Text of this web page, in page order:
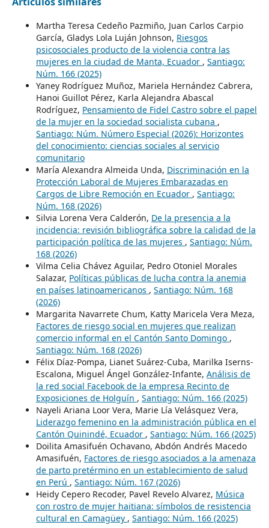
Martha Teresa Cedeño Pazmiño, Juan Carlos Carpio
García, Gladys Lola Luján Johnson, Riesgos
psicosociales producto de la violencia contra las
mujeres en la ciudad de Manta, Ecuador , Santiago:
Núm. 166 (2025)
Yaney Rodríguez Muñoz, Mariela Hernández Cabrera,
Hanoi Guillot Pérez, Karla Alejandra Abascal
Rodríguez, Pensamiento de Fidel Castro sobre el papel
de la mujer en la sociedad socialista cubana ,
Santiago: Núm. Número Especial (2026): Horizontes
del conocimiento: ciencias sociales al servicio
comunitario
María Alexandra Almeida Unda, Discriminación en la
Protección Laboral de Mujeres Embarazadas en
Cargos de Libre Remoción en Ecuador , Santiago:
Núm. 168 (2026)
Silvia Lorena Vera Calderón, De la presencia a la
incidencia: revisión bibliográfica sobre la calidad de la
participación política de las mujeres , Santiago: Núm.
168 (2026)
Vilma Celia Chávez Aguilar, Pedro Otoniel Morales
Salazar, Políticas públicas de lucha contra la anemia
en países latinoamericanos , Santiago: Núm. 168
(2026)
Margarita Navarrete Chum, Katty Maricela Vera Meza,
Factores de riesgo social en mujeres que realizan
comercio informal en el Cantón Santo Domingo ,
Santiago: Núm. 168 (2026)
Félix Díaz-Pompa, Lianet Suárez-Cuba, Marilka Iserns-
Escalona, Miguel Ángel González-Infante, Análisis de
la red social Facebook de la empresa Recinto de
Exposiciones de Holguín , Santiago: Núm. 166 (2025)
Nayeli Ariana Loor Vera, Marie Lía Velásquez Vera,
Liderazgo femenino en la administración pública en el
Cantón Quinindé, Ecuador , Santiago: Núm. 166 (2025)
Doilita Amasifuén Ochavano, Abdón Andrés Macedo
Amasifuén, Factores de riesgo asociados a la amenaza
de parto pretérmino en un establecimiento de salud
en Perú , Santiago: Núm. 167 (2026)
Heidy Cepero Recoder, Pavel Revelo Alvarez, Música
con rostro de mujer haitiana: símbolos de resistencia
cultural en Camagüey , Santiago: Núm. 166 (2025)